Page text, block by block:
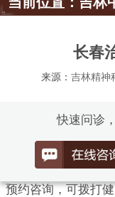
长春
来源： 吉林精神
快速问诊
预约咨询，可拨打